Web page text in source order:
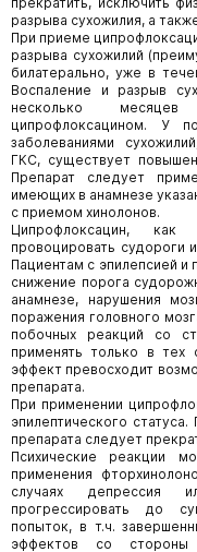
разрыва сухожилия, а
При приеме
разрыва сухожилий
билатерально, уже в
Воспаление и разрыв
несколько
ципрофлоксацином. У
заболеваниями
ГКС, существует
Препарат следует
имеющих в анамнезе
с приемом хинолонов.
Ципрофлоксацин,
провоцировать судороги
Пациентам с эпилепсией
снижение порога
анамнезе, нарушения
поражения головного
побочных реакций со
применять только в тех
эффект превосходит
препарата.
При применении
эпилептического
препарата следует
Психические реакции
применения
случаях депрессия
прогрессировать до
попыток, в т.ч.
эффектов со стороны